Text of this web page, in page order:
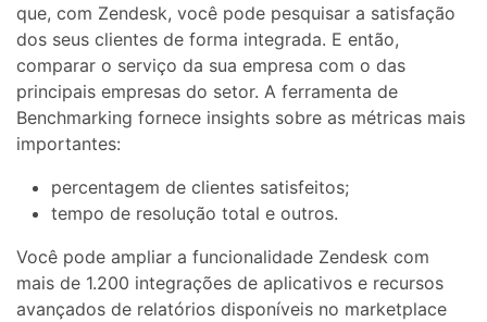
que, com Zendesk, você pode pesquisar a satisfação
dos seus clientes de forma integrada. E então,
comparar o serviço da sua empresa com o das
principais empresas do setor. A ferramenta de
Benchmarking fornece insights sobre as métricas mais
importantes:
percentagem de clientes satisfeitos;
tempo de resolução total e outros.
Você pode ampliar a funcionalidade Zendesk com
mais de 1.200 integrações de aplicativos e recursos
avançados de relatórios disponíveis no marketplace